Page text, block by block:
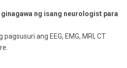
ng isang neurologist para
ang EEG, EMG, MRI, CT